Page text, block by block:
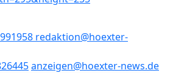
redaktion@hoexter-
anzeigen@hoexter-news.de